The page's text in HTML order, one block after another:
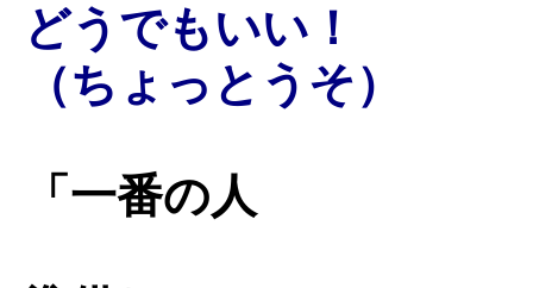
どうでもいい！
（ちょっとうそ）
「一番の人